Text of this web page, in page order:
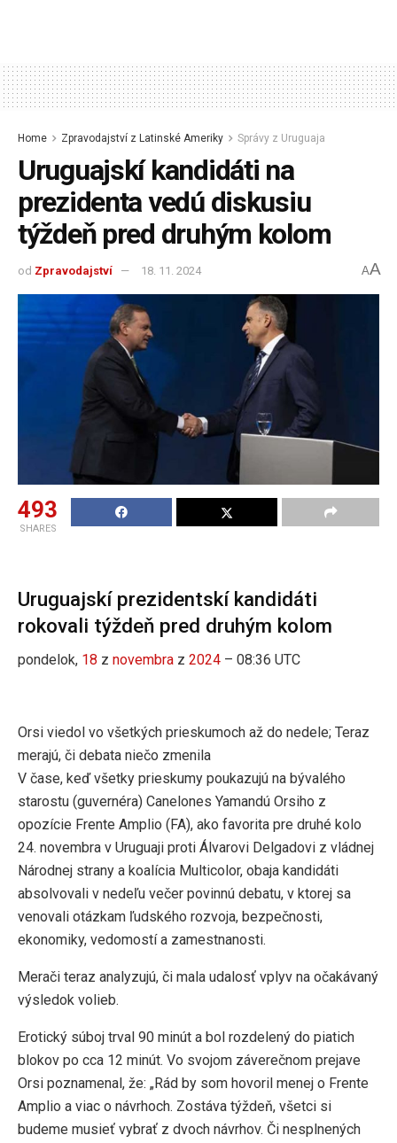
Home Zpravodajství z Latinské Ameriky Správy z Uruguaja
Uruguajskí kandidáti na
prezidenta vedú diskusiu
týždeň pred druhým kolom
od Zpravodajství 18. 11. 2024 AA
493
SHARES
Uruguajskí prezidentskí kandidáti
rokovali týždeň pred druhým kolom
pondelok, 18 z novembra z 2024 – 08:36 UTC
Orsi viedol vo všetkých prieskumoch až do nedele; Teraz
merajú, či debata niečo zmenila
V čase, keď všetky prieskumy poukazujú na bývalého
starostu (guvernéra) Canelones Yamandú Orsiho z
opozície Frente Amplio (FA), ako favorita pre druhé kolo
24. novembra v Uruguaji proti Álvarovi Delgadovi z vládnej
Národnej strany a koalícia Multicolor, obaja kandidáti
absolvovali v nedeľu večer povinnú debatu, v ktorej sa
venovali otázkam ľudského rozvoja, bezpečnosti,
ekonomiky, vedomostí a zamestnanosti.
Merači teraz analyzujú, či mala udalosť vplyv na očakávaný
výsledok volieb.
Erotický súboj trval 90 minút a bol rozdelený do piatich
blokov po cca 12 minút. Vo svojom záverečnom prejave
Orsi poznamenal, že: „Rád by som hovoril menej o Frente
Amplio a viac o návrhoch. Zostáva týždeň, všetci si
budeme musieť vybrať z dvoch návrhov. Či nesplnených